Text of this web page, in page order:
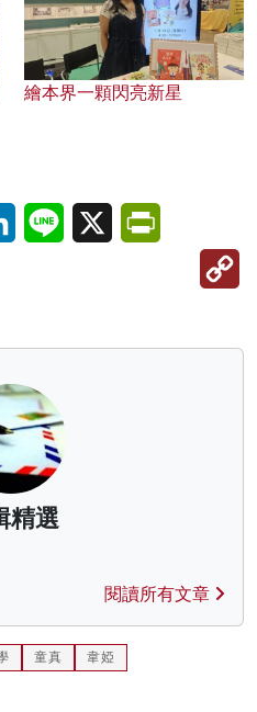
繪本界一顆閃亮新星
LinkedInLine X
精選
閱讀所有文章
童真 韋婭